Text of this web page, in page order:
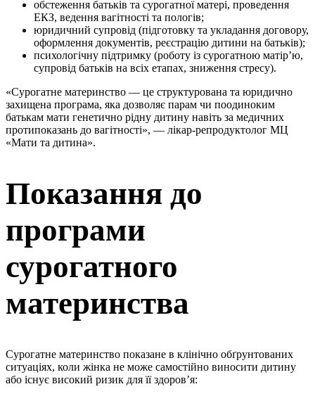
обстеження батьків та сурогатної матері, проведення
ЕКЗ, ведення вагітності та пологів;
юридичний супровід (підготовку та укладання договору,
оформлення документів, реєстрацію дитини на батьків);
психологічну підтримку (роботу із сурогатною матір’ю,
супровід батьків на всіх етапах, зниження стресу).
«Сурогатне материнство — це структурована та юридично
захищена програма, яка дозволяє парам чи поодиноким
батькам мати генетично рідну дитину навіть за медичних
протипоказань до вагітності», — лікар-репродуктолог МЦ
«Мати та дитина».
Показання до
програми
сурогатного
материнства
Сурогатне материнство показане в клінічно обґрунтованих
ситуаціях, коли жінка не може самостійно виносити дитину
або існує високий ризик для її здоров’я: